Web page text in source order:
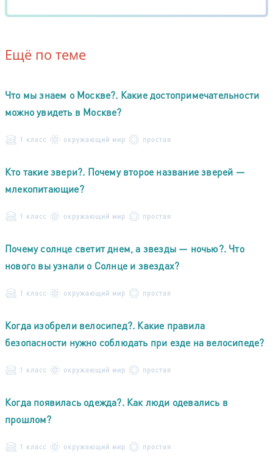
Ещё по теме
Что мы знаем о Москве?. Какие достопримечательности
можно увидеть в Москве?
1 класс окружающий мир простая
Кто такие звери?. Почему второе название зверей —
млекопитающие?
1 класс окружающий мир простая
Почему солнце светит днем, а звезды — ночью?. Что
нового вы узнали о Солнце и звездах?
1 класс окружающий мир простая
Когда изобрели велосипед?. Какие правила
безопасности нужно соблюдать при езде на велосипеде?
1 класс окружающий мир простая
Когда появилась одежда?. Как люди одевались в
прошлом?
1 класс окружающий мир простая